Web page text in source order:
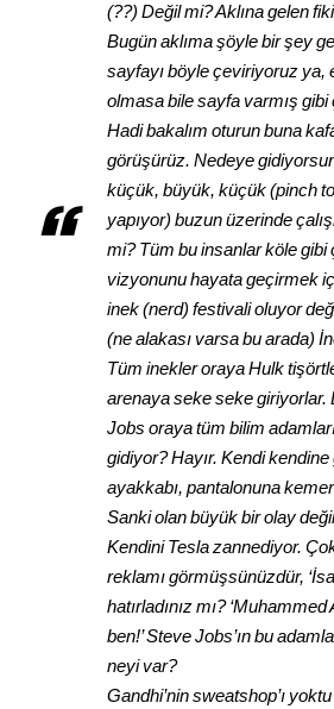
(??) Değil mi? Aklına gelen
Bugün aklıma şöyle bir şey
sayfayı böyle çeviriyoruz ya,
olmasa bile sayfa varmış
Hadi bakalım oturun buna
görüşürüz. Nedeye
küçük, büyük, küçük (pinch
yapıyor) buzun üzerinde
mi? Tüm bu insanlar köle gibi
vizyonunu hayata geçirmek
inek (nerd) festivali oluyor
(ne alakası varsa bu arada)
Tüm inekler oraya Hulk
arenaya seke seke giriyorlar.
Jobs oraya tüm bilim
gidiyor? Hayır. Kendi
ayakkabı, pantalonuna
Sanki olan büyük bir olay
Kendini Tesla zannediyor.
reklamı görmüşsünüzdür,
hatırladınız mı?
ben!’ Steve Jobs’ın bu
neyi var?
Gandhi’nin sweatshop’ı